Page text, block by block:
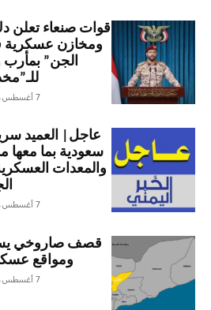
قوات صنعاء تعلن
ومخازن
الجن” بمأرب
7 أغسطس، 2026
عاجل| العميد
سعودية بما معها
والمعدات
7 أغسطس، 2026
قصف صاروخي
ومواقع
7 أغسطس، 2026